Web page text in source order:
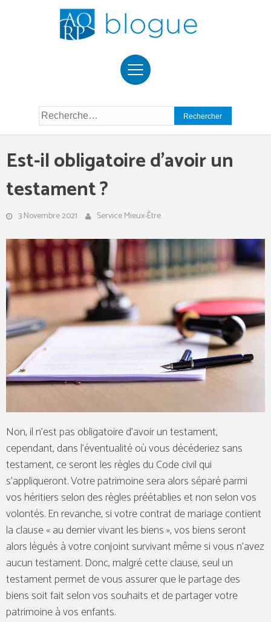
Rechercher :
Est-il obligatoire d’avoir un
testament ?
3 Novembre 2021 Service Mieux-Être
Non, il n’est pas obligatoire d’avoir un testament,
cependant, dans l’éventualité où vous décéderiez sans
testament, ce seront les règles du Code civil qui
s’appliqueront. Votre patrimoine sera alors séparé parmi
vos héritiers selon des règles préétablies et non selon vos
volontés. En revanche, si votre contrat de mariage contient
la clause « au dernier vivant les biens », vos biens seront
alors légués à votre conjoint survivant même si vous n’avez
aucun testament. Donc, malgré cette clause, seul un
testament permet de vous assurer que le partage des
biens soit fait selon vos souhaits et de partager votre
patrimoine à vos enfants.